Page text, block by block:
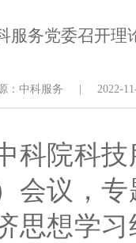
服务党委召开理
：中科服务 2022-
科院科
会议，
思想学